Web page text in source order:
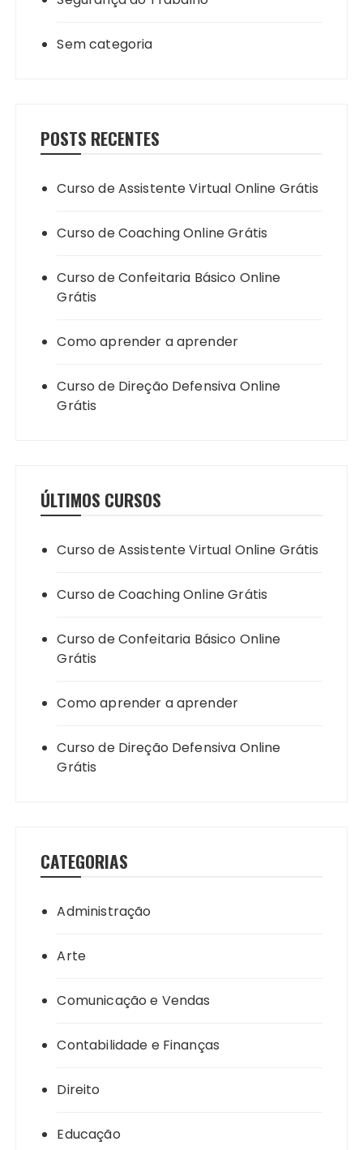
Sem categoria
POSTS RECENTES
Curso de Assistente Virtual Online Grátis
Curso de Coaching Online Grátis
Curso de Confeitaria Básico Online
Grátis
Como aprender a aprender
Curso de Direção Defensiva Online
Grátis
ÚLTIMOS CURSOS
Curso de Assistente Virtual Online Grátis
Curso de Coaching Online Grátis
Curso de Confeitaria Básico Online
Grátis
Como aprender a aprender
Curso de Direção Defensiva Online
Grátis
CATEGORIAS
Administração
Arte
Comunicação e Vendas
Contabilidade e Finanças
Direito
Educação